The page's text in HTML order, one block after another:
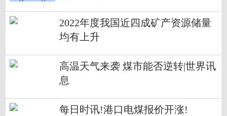
2022年度我国近四成矿产资源储量
均有上升
高温天气来袭 煤市能否逆转|世界讯
息
每日时讯!港口电煤报价开涨!